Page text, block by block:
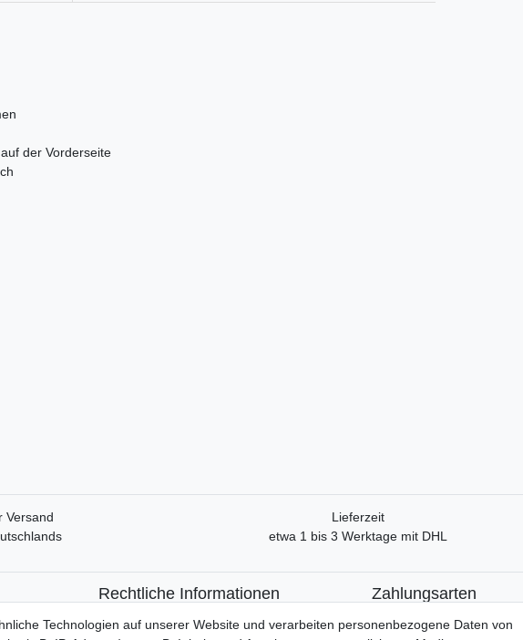
der Vorderseite
Versand
Lieferzeit
etwa 1 bis 3 Werktage mit DHL
Rechtliche Informationen
Widerrufsrecht
Widerrufsformular
Zahlungsarten
Paypal
Kreditkarte
Technologien auf unserer Website und verarbeiten personenbezogene Daten von